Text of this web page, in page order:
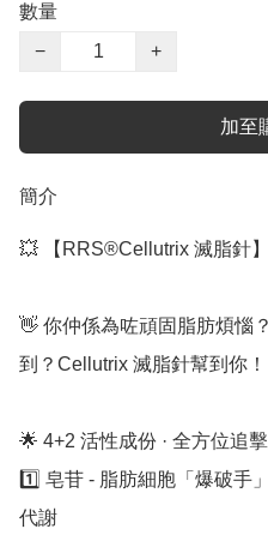
數量
−
+
加至
簡介
💥 【RRS®️Cellutrix 滅脂針
👋 你仲係為咗頑固脂肪煩惱
到？Cellutrix 滅脂針幫到你！
🌟 4+2 活性成份 · 全方位追
1️⃣ 皂苷 - 脂肪細胞「爆破手
代謝